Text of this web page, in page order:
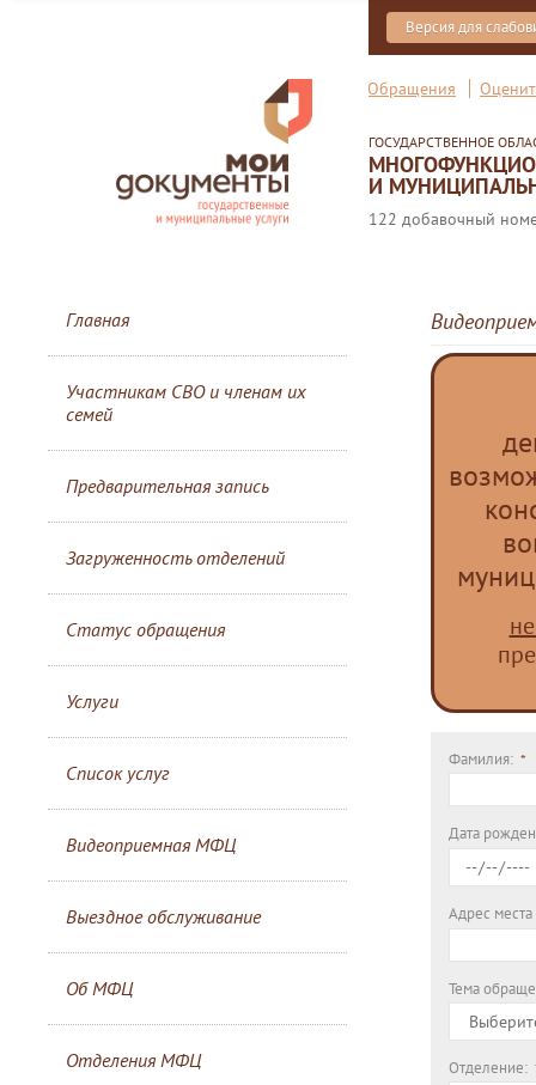
Версия для
Обращения
ГОСУДАРСТВЕННОЕ
И
122 добавочный
Главная
Участникам СВО и членам их
семей
Предварительная запись
Загруженность отделений
Статус обращения
Услуги
Список услуг
Видеоприемная МФЦ
Выездное обслуживание
Об МФЦ
Отделения МФЦ
Фамилия:
Дата
Адрес места
Тема
Отделение: